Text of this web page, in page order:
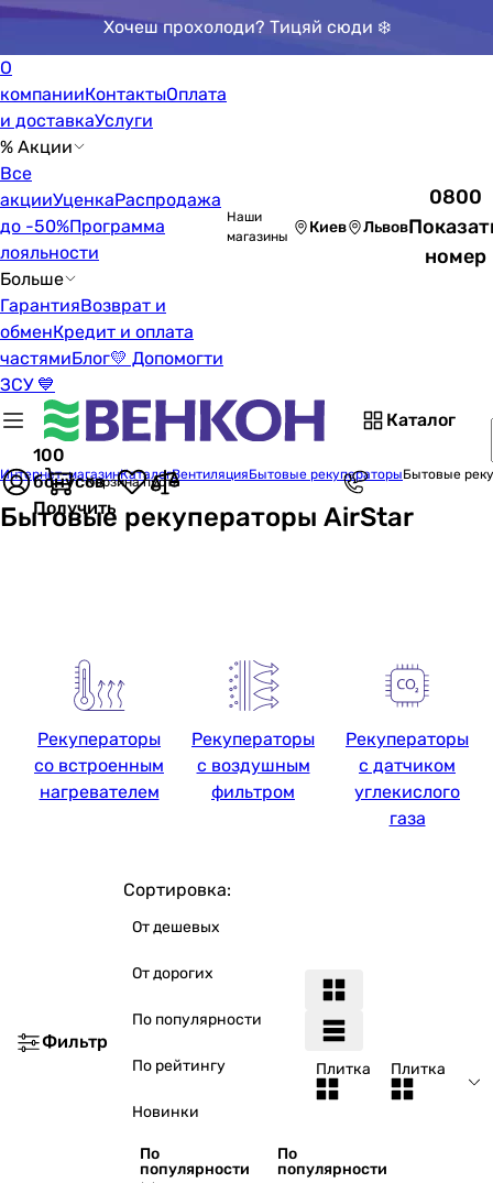
Хочеш прохолоди? Тицяй сюди ❄️
О
компанииКонтактыОплата
и доставкаУслуги
% Акции
Все
акцииУценкаРаспродажа
до -50%Программа
лояльности
Больше
ГарантияВозврат и
обменКредит и оплата
частямиБлог💛 Допомогти
ЗСУ 💙
Наши
магазины
Киев Львов
0800
номер
Каталог
100
бонусов
Получить
Корзина пуста
Интернет-магазинКаталогВентиляцияБытовые рекуператорыБытовые
Бытовые рекуператоры AirStar
Рекуператоры
со встроенным
нагревателем
Рекуператоры
с воздушным
фильтром
Рекуператоры
с датчиком
углекислого
газа
Фильтр
Сортировка:
От дешевых
От дорогих
По популярности
По рейтингу
Новинки
По
популярности
По
популярности
Плитка Плитка